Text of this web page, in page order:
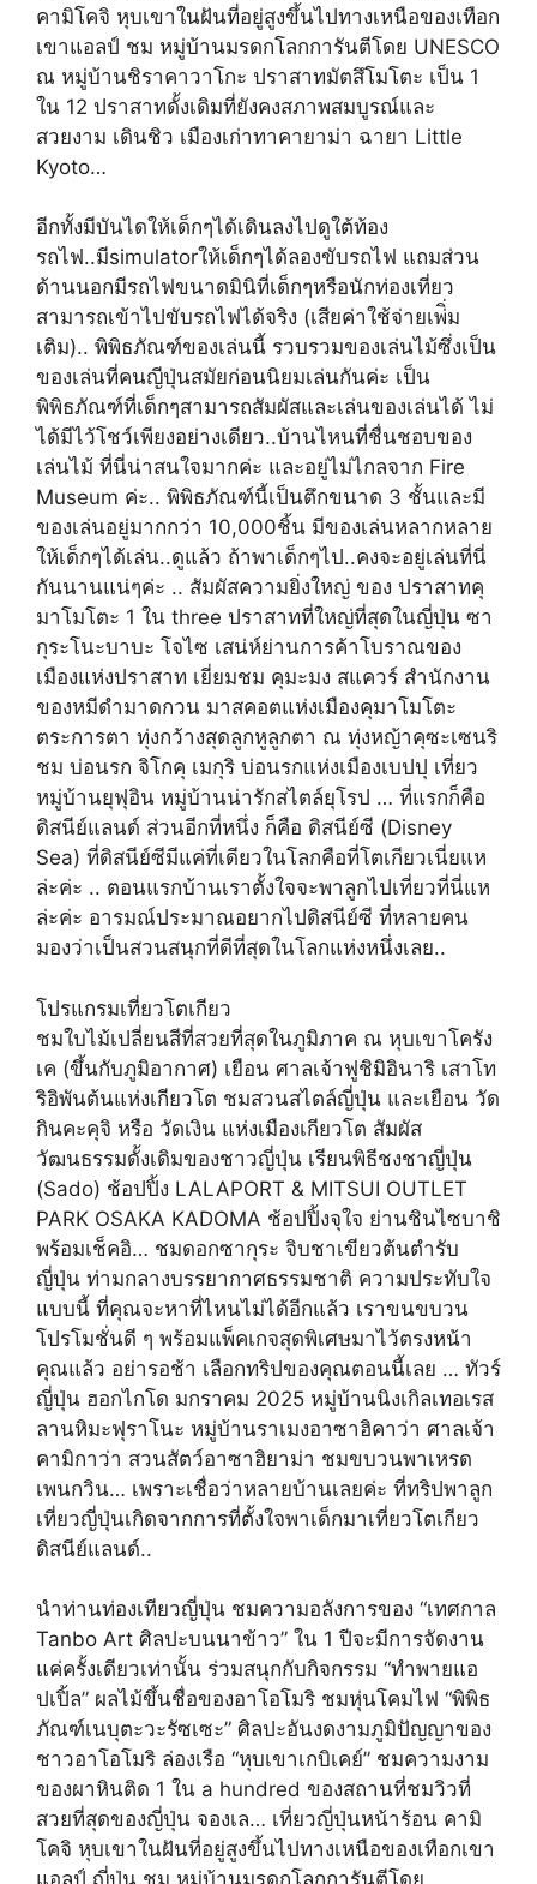
คามิโคจิ หุบเขาในฝันที่อยู่สูงขึ้นไปทางเหนือของเทือก
เขาแอลป์ ชม หมู่บ้านมรดกโลกการันตีโดย UNESCO
ณ หมู่บ้านชิราคาวาโกะ ปราสาทมัตสึโมโตะ เป็น 1
ใน 12 ปราสาทดั้งเดิมที่ยังคงสภาพสมบูรณ์และ
สวยงาม เดินชิว เมืองเก่าทาคายาม่า ฉายา Little
Kyoto…
อีกทั้งมีบันไดให้เด็กๆได้เดินลงไปดูใต้ท้อง
รถไฟ..มีsimulatorให้เด็กๆได้ลองขับรถไฟ แถมส่วน
ด้านนอกมีรถไฟขนาดมินิที่เด็กๆหรือนักท่องเที่ยว
สามารถเข้าไปขับรถไฟได้จริง (เสียค่าใช้จ่ายเพ่ิ่ม
เติม).. พิพิธภัณฑ์ของเล่นนี้ รวบรวมของเล่นไม้ซึ่งเป็น
ของเล่นที่คนญีปุ่นสมัยก่อนนิยมเล่นกันค่ะ เป็น
พิพิธภัณฑ์ที่เด็กๆสามารถสัมผัสและเล่นของเล่นได้ ไม่
ได้มีไว้โชว์เพียงอย่างเดียว..บ้านไหนที่ชื่นชอบของ
เล่นไม้ ที่นี่น่าสนใจมากค่ะ และอยู่ไม่ไกลจาก Fire
Museum ค่ะ.. พิพิธภัณฑ์นี้เป็นตึกขนาด 3 ชั้นและมี
ของเล่นอยู่มากกว่า 10,000ชิ้น มีของเล่นหลากหลาย
ให้เด็กๆได้เล่น..ดูแล้ว ถ้าพาเด็กๆไป..คงจะอยู่เล่นที่นี่
กันนานแน่ๆค่ะ .. สัมผัสความยิ่งใหญ่ ของ ปราสาทคุ
มาโมโตะ 1 ใน three ปราสาทที่ใหญ่ที่สุดในญี่ปุ่น ซา
กุระโนะบาบะ โจไซ เสน่ห์ย่านการค้าโบราณของ
เมืองแห่งปราสาท เยี่ยมชม คุมะมง สแควร์ สำนักงาน
ของหมีดำมาดกวน มาสคอตแห่งเมืองคุมาโมโตะ
ตระการตา ทุ่งกว้างสุดลูกหูลูกตา ณ ทุ่งหญ้าคุซะเซนริ
ชม บ่อนรก จิโกคุ เมกุริ บ่อนรกแห่งเมืองเบปปุ เที่ยว
หมู่บ้านยุฟุอิน หมู่บ้านน่ารักสไตล์ยุโรป … ที่แรกก็คือ
ดิสนีย์แลนด์ ส่วนอีกที่หนึ่ง ก็คือ ดิสนีย์ซี (Disney
Sea) ที่ดิสนีย์ซีมีแค่ที่เดียวในโลกคือที่โตเกียวเนี่ยแห
ล่ะค่ะ .. ตอนแรกบ้านเราตั้งใจจะพาลูกไปเที่ยวที่นี่แห
ล่ะค่ะ อารมณ์ประมาณอยากไปดิสนีย์ซี ที่หลายคน
มองว่าเป็นสวนสนุกที่ดีที่สุดในโลกแห่งหนึ่งเลย..
โปรแกรมเที่ยวโตเกียว
ชมใบไม้เปลี่ยนสีที่สวยที่สุดในภูมิภาค ณ หุบเขาโครัง
เค (ขึ้นกับภูมิอากาศ) เยือน ศาลเจ้าฟูชิมิอินาริ เสาโท
ริอิพันต้นแห่งเกียวโต ชมสวนสไตล์ญี่ปุ่น และเยือน วัด
กินคะคุจิ หรือ วัดเงิน แห่งเมืองเกียวโต สัมผัส
วัฒนธรรมดั้งเดิมของชาวญี่ปุ่น เรียนพิธีชงชาญี่ปุ่น
(Sado) ช้อปปิ้ง LALAPORT & MITSUI OUTLET
PARK OSAKA KADOMA ช้อปปิ้งจุใจ ย่านชินไซบาชิ
พร้อมเช็คอิ… ชมดอกซากุระ จิบชาเขียวต้นตำรับ
ญี่ปุ่น ท่ามกลางบรรยากาศธรรมชาติ ความประทับใจ
แบบนี้ ที่คุณจะหาที่ไหนไม่ได้อีกแล้ว เราขนขบวน
โปรโมชั่นดี ๆ พร้อมแพ็คเกจสุดพิเศษมาไว้ตรงหน้า
คุณแล้ว อย่ารอช้า เลือกทริปของคุณตอนนี้เลย … ทัวร์
ญี่ปุ่น ฮอกไกโด มกราคม 2025 หมู่บ้านนิงเกิลเทอเรส
ลานหิมะฟุราโนะ หมู่บ้านราเมงอาซาฮิคาว่า ศาลเจ้า
คามิกาว่า สวนสัตว์อาซาฮิยาม่า ชมขบวนพาเหรด
เพนกวิน… เพราะเชื่อว่าหลายบ้านเลยค่ะ ที่ทริปพาลูก
เที่ยวญี่ปุ่นเกิดจากการที่ตั้งใจพาเด็กมาเที่ยวโตเกียว
ดิสนีย์แลนด์..
นำท่านท่องเทียวญี่ปุ่น ชมความอลังการของ “เทศกาล
Tanbo Art ศิลปะบนนาข้าว” ใน 1 ปีจะมีการจัดงาน
แค่ครั้งเดียวเท่านั้น ร่วมสนุกกับกิจกรรม “ทำพายแอ
ปเปิ้ล” ผลไม้ขึ้นชื่อของอาโอโมริ ชมหุ่นโคมไฟ “พิพิธ
ภัณฑ์เนบุตะวะรัซเซะ” ศิลปะอันงดงามภูมิปัญญาของ
ชาวอาโอโมริ ล่องเรือ “หุบเขาเกบิเคย์” ชมความงาม
ของผาหินติด 1 ใน a hundred ของสถานที่ชมวิวที่
สวยที่สุดของญี่ปุ่น จองเล… เที่ยวญี่ปุ่นหน้าร้อน คามิ
โคจิ หุบเขาในฝันที่อยู่สูงขึ้นไปทางเหนือของเทือกเขา
แอลป์ ญี่ปุ่น ชม หมู่บ้านมรดกโลกการันตีโดย